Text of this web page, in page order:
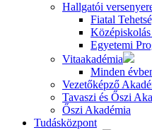
Hallgatói
Fiatal
Egyetemi
Vitaakadémia
Minden
Vezetőképző
Tavaszi és Őszi
Őszi Akadémia
Tudásközpont